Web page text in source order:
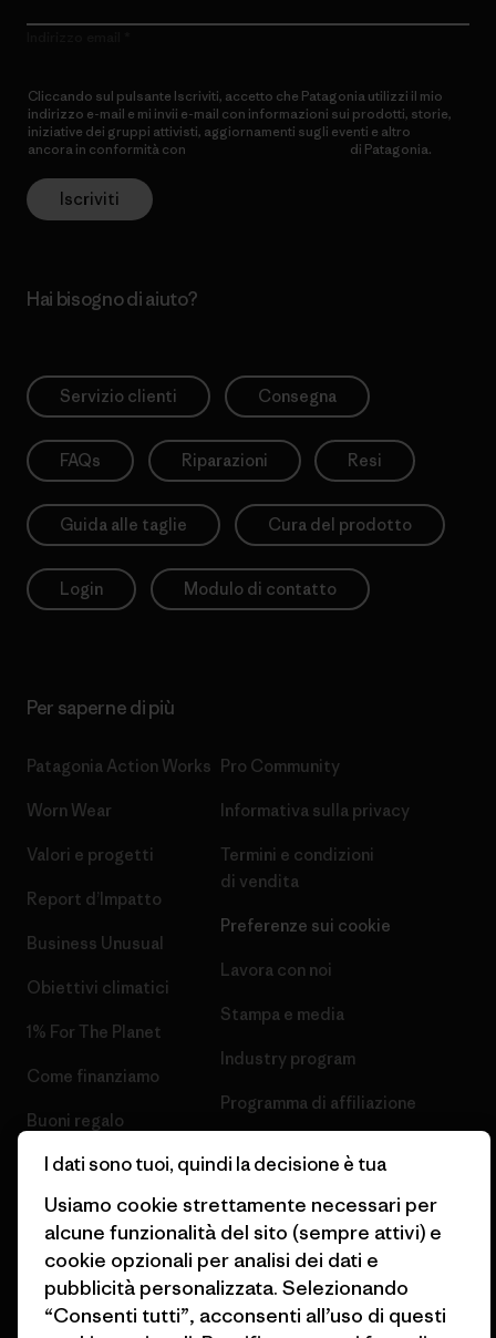
Cliccando sul pulsante Iscriviti, accetto che Patagonia utilizzi il mio
indirizzo e-mail e mi invii e-mail con informazioni sui prodotti, storie,
iniziative dei gruppi attivisti, aggiornamenti sugli eventi e altro
ancora in conformità con
di Patagonia.
Iscriviti
Hai bisogno di aiuto?
Servizio clienti Consegna
FAQs Riparazioni Resi
Guida alle taglie Cura del prodotto
Login Modulo di contatto
Per saperne di più
Patagonia Action Works
Worn Wear
Valori e progetti
Report d’Impatto
Business Unusual
Obiettivi climatici
1% For The Planet
Come finanziamo
Buoni regalo
Trova un negozio
Pro Community
Informativa sulla privacy
Termini e condizioni
di vendita
Preferenze sui cookie
Lavora con noi
Stampa e media
Industry program
Programma di affiliazione
© 2026 Patagonia, Inc. All Rights Reserved.
I dati sono tuoi, quindi la decisione è tua
Usiamo cookie strettamente necessari per
alcune funzionalità del sito (sempre attivi) e
cookie opzionali per analisi dei dati e
pubblicità personalizzata. Selezionando
“Consenti tutti”, acconsenti all’uso di questi